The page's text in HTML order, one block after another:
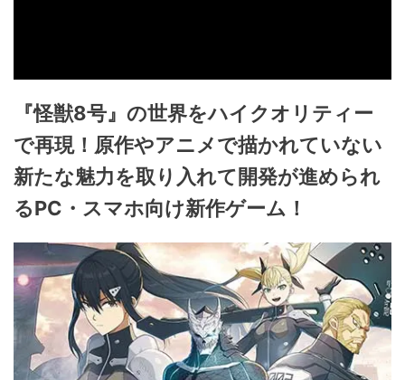
『怪獣8号』の世界をハイクオリティー
で再現！原作やアニメで描かれていない
新たな魅力を取り入れて開発が進められ
るPC・スマホ向け新作ゲーム！